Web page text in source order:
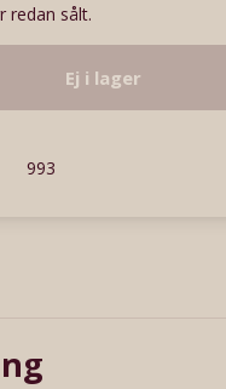
redan sålt.
Ej i lager
993